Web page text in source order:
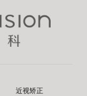
近视矫正